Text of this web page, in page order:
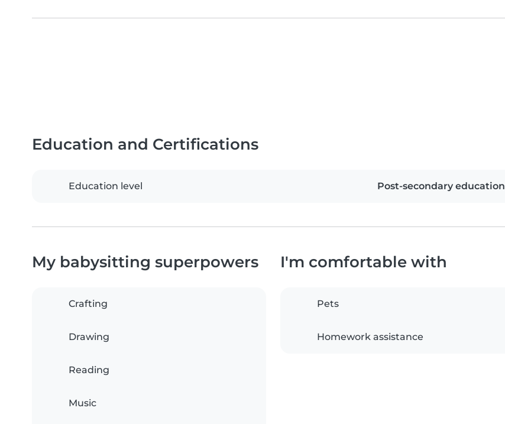
Education and Certifications
Education level Post-secondary education
My babysitting superpowers
Crafting
Drawing
Reading
Music
I'm comfortable with
Pets
Homework assistance